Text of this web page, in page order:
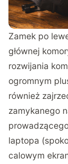
Zamek po
głównej
rozwijania
ogromnym
również
zamykanego
laptopa
calowym